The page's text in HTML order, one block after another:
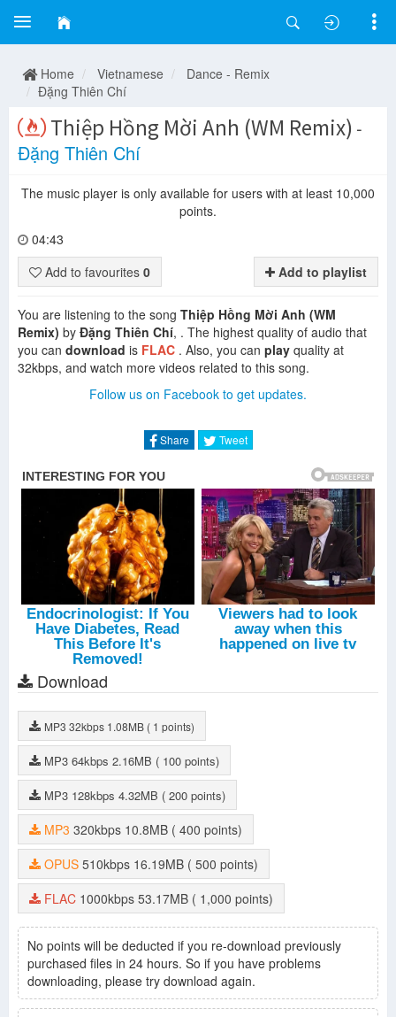
Home Vietnamese
Dance - Remix
Đặng Thiên Chí
Thiệp Hồng Mời Anh (WM Remix) -
Đặng Thiên Chí
The music player is only available for users with at least 10,000
points.
04:43
Add to favourites 0 Add to playlist
You are listening to the song Thiệp Hồng Mời Anh (WM
Remix) by Đặng Thiên Chí, . The highest quality of audio that
you can download is FLAC . Also, you can play quality at
32kbps, and watch more videos related to this song.
Follow us on Facebook to get updates.
Share Tweet
Download
MP3 32kbps 1.08MB ( 1 points)
MP3 64kbps 2.16MB ( 100 points)
MP3 128kbps 4.32MB ( 200 points)
MP3 320kbps 10.8MB
( 400 points)
OPUS 510kbps 16.19MB
( 500 points)
FLAC 1000kbps 53.17MB ( 1,000 points)
No points will be deducted if you re-download previously
purchased files in 24 hours. So if you have problems
downloading, please try download again.